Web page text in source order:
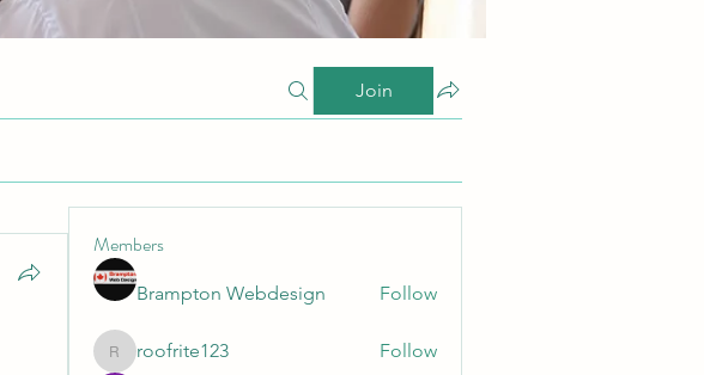
Join
Members
Brampton Webdesign Follow
roofrite123
roofrite123
Follow